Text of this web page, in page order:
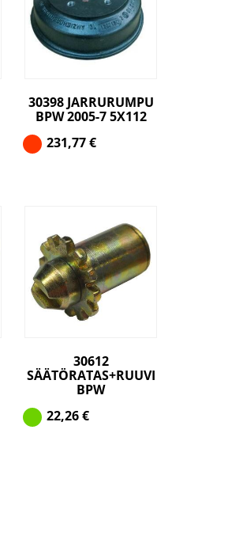
30398 JARRURUMPU
BPW 2005-7 5X112
231,77€
30612
SÄÄTÖRATAS+RUUVI
BPW
22,26€